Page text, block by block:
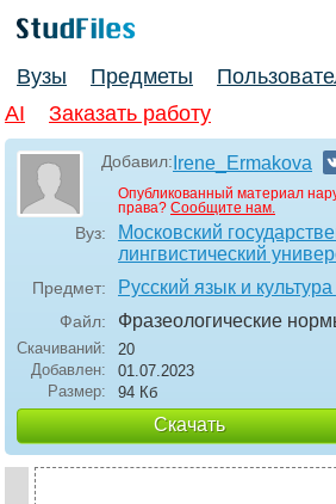
Вузы Предметы
AI
Заказать работу
Добавил: Irene_Ermakova
Опубликованный материал
права? Сообщите нам.
Вуз:
Московский
лингвистический
Предмет: Русский язык и
Файл: Фразеологические
Скачиваний:
20
Добавлен:
01.07.2023
Размер:
94 Кб
Скачать